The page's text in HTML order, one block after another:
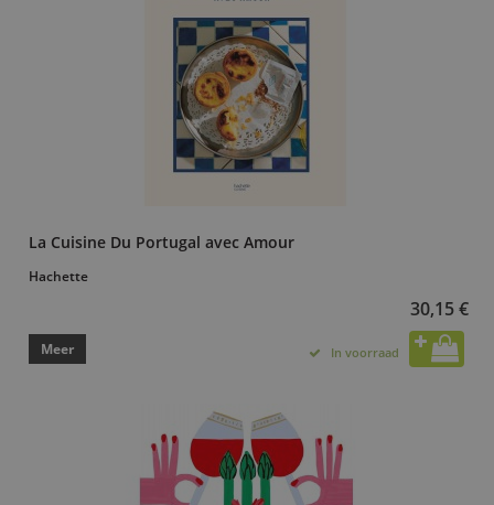
La Cuisine Du Portugal avec Amour
Hachette
30,15 €
Meer In voorraad